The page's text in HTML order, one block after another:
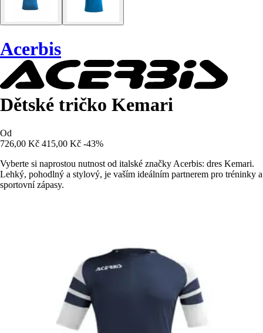
Acerbis
Dětské tričko Kemari
Od
726,00 Kč 415,00 Kč -43%
Vyberte si naprostou nutnost od italské značky Acerbis: dres Kemari.
Lehký, pohodlný a stylový, je vaším ideálním partnerem pro tréninky a
sportovní zápasy.